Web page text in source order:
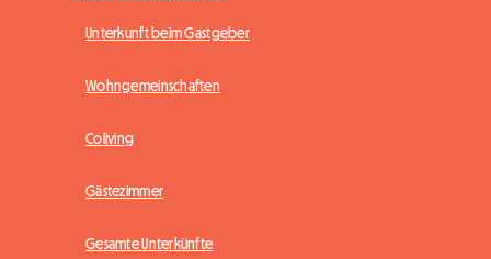
Unterkunft beim Gastgeber
Wohngemeinschaften
Coliving
Gästezimmer
Gesamte Unterkünfte